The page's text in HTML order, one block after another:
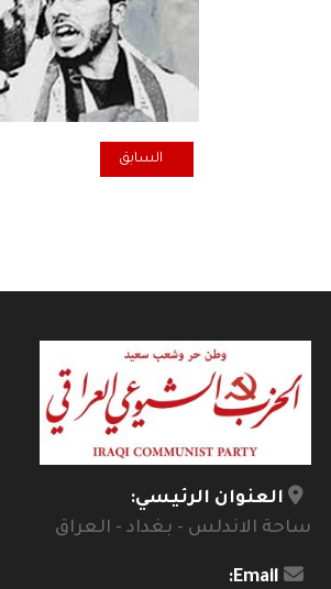
المقال السابق: سعد كاظم
السابق
العنوان الرئيسي:
ساحة الاندلس - بغداد - العراق
Email: